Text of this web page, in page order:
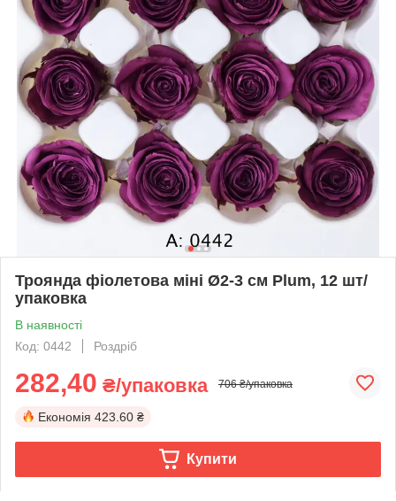
Троянда фіолетова міні Ø2-3 см Plum, 12 шт/
упаковка
В наявності
Код: 0442
Роздріб
282,40 ₴/упаковка 706 ₴/упаковка
Економія 423.60 ₴
Купити